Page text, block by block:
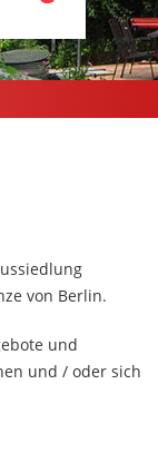
von Berlin.
und
und / oder sich